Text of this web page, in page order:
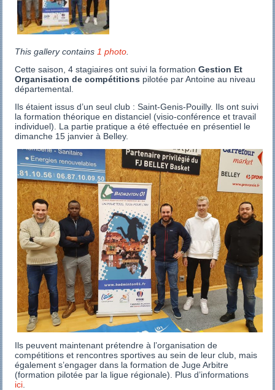
This gallery contains 1 photo
Cette saison, 4 stagiaires ont suivi la formationGestion Et
Organisation de compétitions pilotée par Antoine au niveau
départemental.
Ils étaient issus d’un seul club : Saint-Genis-Pouilly. Ils ont suivi
la formation théorique en distanciel (visio-conférence et travail
individuel). La partie pratique a été effectuée en présentiel le
dimanche 15 janvier à Belley.
Ils peuvent maintenant prétendre à l’organisation de
compétitions et rencontres sportives au sein de leur club, mais
également s’engager dans la formation de Juge Arbitre
(formation pilotée par la ligue régionale). Plus d’informations
ici